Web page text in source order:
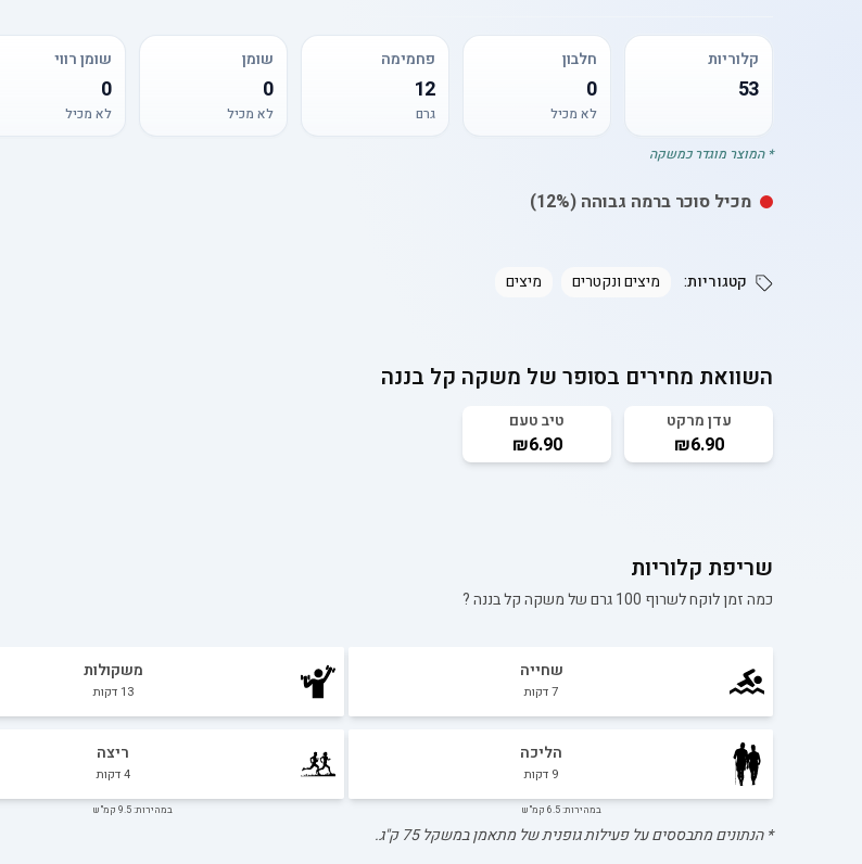
קלוריות
53
חלבון
0
לא מכיל
פחמימה
12
גרם
שומן
0
לא מכיל
שומן רווי
0
לא מכיל
* המוצר מוגדר כמשקה
מכיל סוכר ברמה גבוהה (12%)
קטגוריות: מיצים ונקטרים מיצים
השוואת מחירים בסופר של משקה קל בננה
עדן מרקט
₪6.90
טיב טעם
₪6.90
שריפת קלוריות
כמה זמן לוקח לשרוף 100 גרם של משקה קל בננה?
שחייה
7דקות
משקולות
13 דקות
הליכה
9 דקות
במהירות: 6.5 קמ"ש
ריצה
4דקות
במהירות: 9.5 קמ"ש
* הנתונים מתבססים על פעילות גופנית של מתאמן במשקל75ק"ג.